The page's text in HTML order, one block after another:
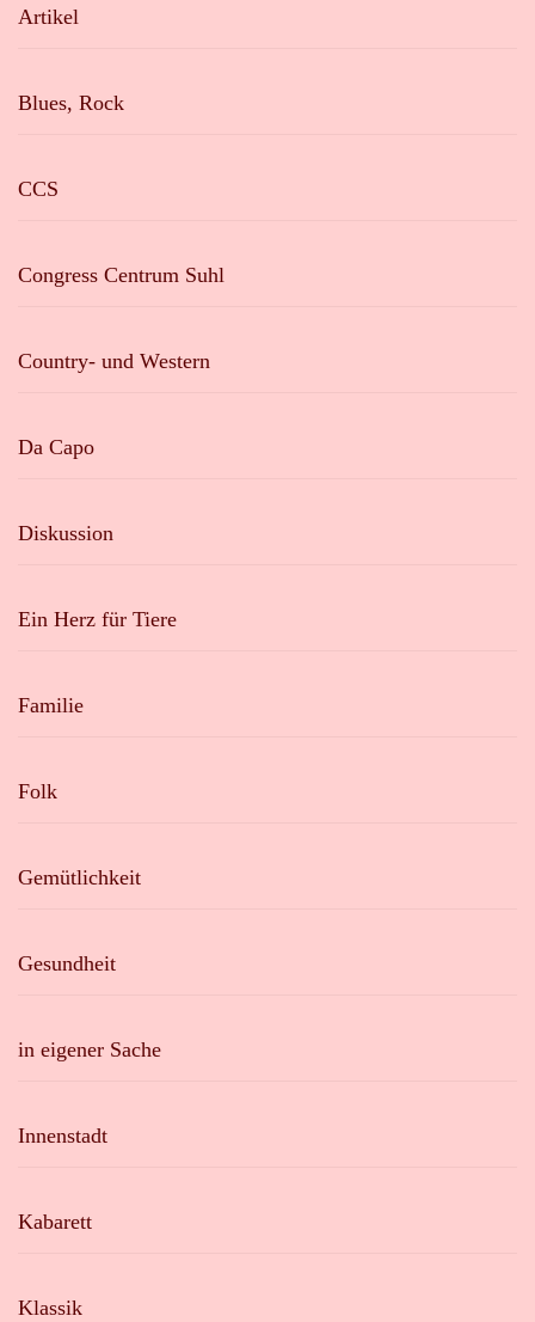
Artikel
Blues, Rock
CCS
Congress Centrum Suhl
Country- und Western
Da Capo
Diskussion
Ein Herz für Tiere
Familie
Folk
Gemütlichkeit
Gesundheit
in eigener Sache
Innenstadt
Kabarett
Klassik